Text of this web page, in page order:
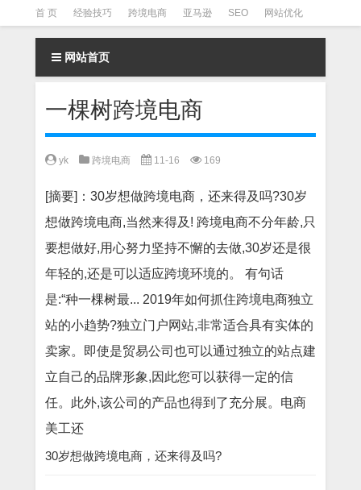
首 页 经验技巧 跨境电商 亚马逊 SEO 网站优化
Facebook营销 Facebook广告 facebook营销技巧
instagram营销
网站首页
一棵树跨境电商
yk 跨境电商 11-16 169
[摘要]：30岁想做跨境电商，还来得及吗?30岁
想做跨境电商,当然来得及! 跨境电商不分年龄,只
要想做好,用心努力坚持不懈的去做,30岁还是很
年轻的,还是可以适应跨境环境的。 有句话
是:“种一棵树最... 2019年如何抓住跨境电商独立
站的小趋势?独立门户网站,非常适合具有实体的
卖家。即使是贸易公司也可以通过独立的站点建
立自己的品牌形象,因此您可以获得一定的信
任。此外,该公司的产品也得到了充分展。电商
美工还
30岁想做跨境电商，还来得及吗?